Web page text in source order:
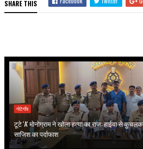
SHARE THIS
गोटेगाँव
टूटे 'A' मोनोग्राम ने खोला हत्या का राज: हाईवा से
साजिश का पर्दाफाश